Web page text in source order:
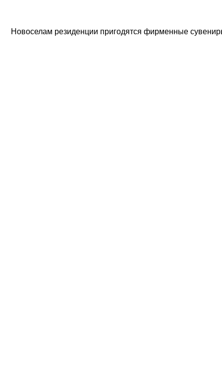
Новоселам резиденции пригодятся фирменные